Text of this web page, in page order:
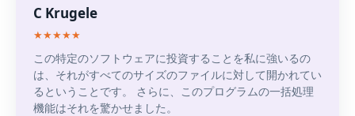
C Krugele
★★★★★
この特定のソフトウェアに投資することを私に強いるの
は、それがすべてのサイズのファイルに対して開かれてい
るということです。 さらに、このプログラムの一括処理
機能はそれを驚かせました。